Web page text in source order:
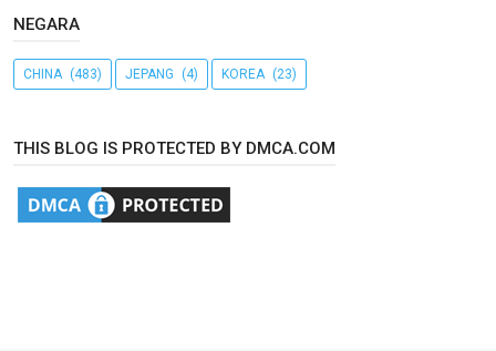
NEGARA
CHINA (483) JEPANG (4) KOREA (23)
THIS BLOG IS PROTECTED BY DMCA.COM